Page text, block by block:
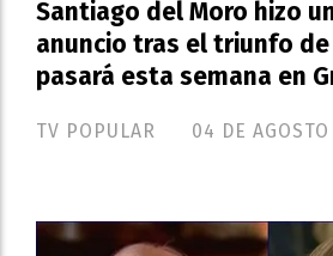
Santiago del Moro hizo
anuncio tras el triunfo de
pasará esta semana en
TV POPULAR 04 DE